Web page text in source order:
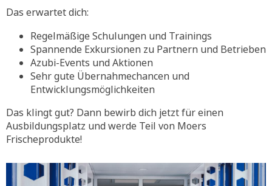
Das erwartet dich:
Regelmäßige Schulungen und Trainings
Spannende Exkursionen zu Partnern und Betrieben
Azubi-Events und Aktionen
Sehr gute Übernahmechancen und
Entwicklungsmöglichkeiten
Das klingt gut? Dann bewirb dich jetzt für einen
Ausbildungsplatz und werde Teil von Moers
Frischeprodukte!